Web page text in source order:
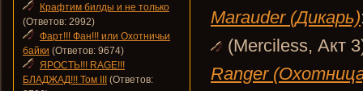
Marauder (Дикарь)
(Merciless, Акт
Ranger
Крафтим билды и не только
(Ответов: 2992)
Фарт!!! Фан!!! или Охотничьи
байки (Ответов: 9674)
ЯРОСТЬ!!! RAGE!!!
БЛАДЖАД!!! Том III
(Ответов: